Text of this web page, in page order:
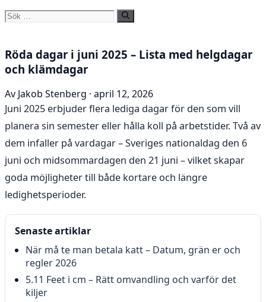
Sök
Röda dagar i juni 2025 – Lista med helgdagar
och klämdagar
Av Jakob Stenberg · april 12, 2026
Juni 2025 erbjuder flera lediga dagar för den som vill
planera sin semester eller hålla koll på arbetstider. Två av
dem infaller på vardagar – Sveriges nationaldag den 6
juni och midsommardagen den 21 juni – vilket skapar
goda möjligheter till både kortare och längre
ledighetsperioder.
Senaste artiklar
När må te man betala katt – Datum, grän er och
regler 2026
5.11 Feet i cm – Rätt omvandling och varför det
kiljer